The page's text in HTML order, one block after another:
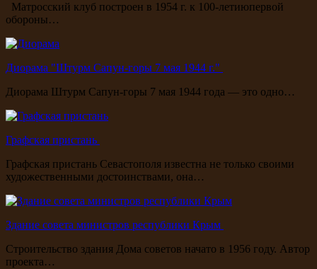
Матросский клуб построен в 1954 г. к 100-летиюпервой
обороны…
Диорама "Штурм Сапун-горы 7 мая 1944 г."
Диорама Штурм Сапун-горы 7 мая 1944 года — это одно…
Графская пристань
Графская пристань Севастополя известна не только своими
художественными достоинствами, она…
Здание совета министров республики Крым
Строительство здания Дома советов начато в 1956 году. Автор
проекта…